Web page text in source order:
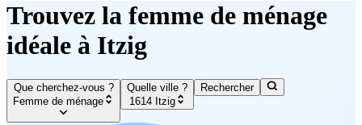
Trouvez la femme de ménage
idéale à Itzig
Que cherchez-vous ?
Femme de ménage
Quelle ville ?
1614 Itzig
Rechercher